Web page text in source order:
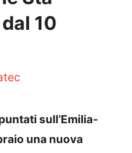
10
sull’Emilia-
una nuova